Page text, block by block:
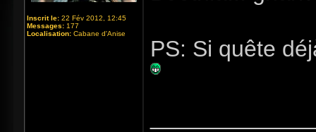
Inscrit le: 22 Fév 2012, 12:45
Messages: 177
Localisation: Cabane d'Anise
PS: Si quête